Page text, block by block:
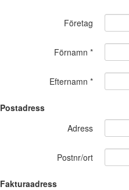
Företag
Förnamn *
Efternamn *
Postadress
Adress
Postnr/ort
Fakturaadress